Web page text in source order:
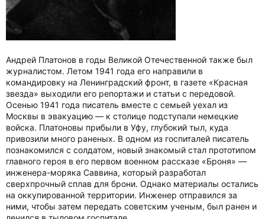
Андрей Платонов в годы Великой Отечественной также был
журналистом. Летом 1941 года его направили в
командировку на Ленинградский фронт, в газете «Красная
звезда» выходили его репортажи и статьи с передовой.
Осенью 1941 года писатель вместе с семьей уехал из
Москвы в эвакуацию — к столице подступали немецкие
войска. Платоновы прибыли в Уфу, глубокий тыл, куда
привозили много раненых. В одном из госпиталей писатель
познакомился с солдатом, новый знакомый стал прототипом
главного героя в его первом военном рассказе «Броня» —
инженера-моряка Саввина, который разработал
сверхпрочный сплав для брони. Однако материалы остались
на оккупированной территории. Инженер отправился за
ними, чтобы затем передать советским ученым, был ранен и